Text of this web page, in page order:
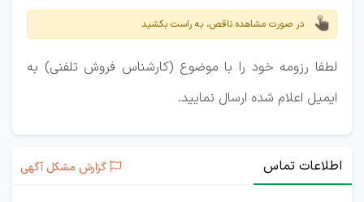
در صورت مشاهده ناقص، به راست بکشید
لطفا رزومه خود را با موضوع (کارشناس فروش تلفنی) به
ایمیل اعلام شده ارسال نمایید.
اطلاعات تماس گزارش مشکل آگهی